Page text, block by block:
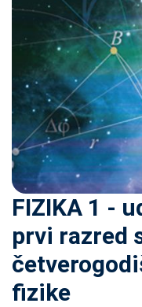
FIZIKA 1 -
prvi razred
fizike